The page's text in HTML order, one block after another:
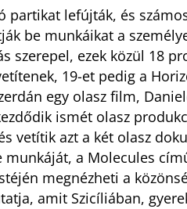
partikat lefújták, és
be munkáikat a
szerepel, ezek közül 18
19-et pedig a
egy olasz film,
ismét olasz
vetítik azt a két olasz
munkáját, a Molecules
megnézheti a
amit Szicíliában,